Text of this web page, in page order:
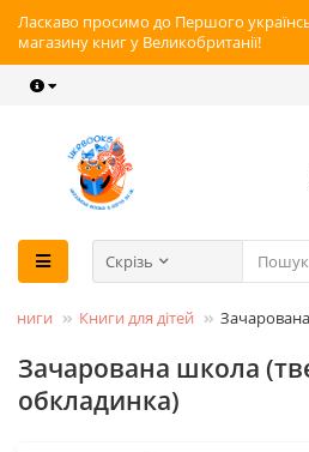
Ласкаво просимо до Першого
магазину книг у Великобританії!
Скрізь
Книги Книги для дітей
Зачарована школа
обкладинка)